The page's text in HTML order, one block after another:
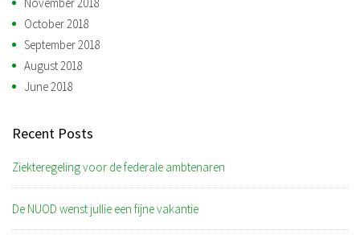
October 2018
September 2018
August 2018
June 2018
Recent Posts
Ziekteregeling voor de federale ambtenaren
De NUOD wenst jullie een fijne vakantie